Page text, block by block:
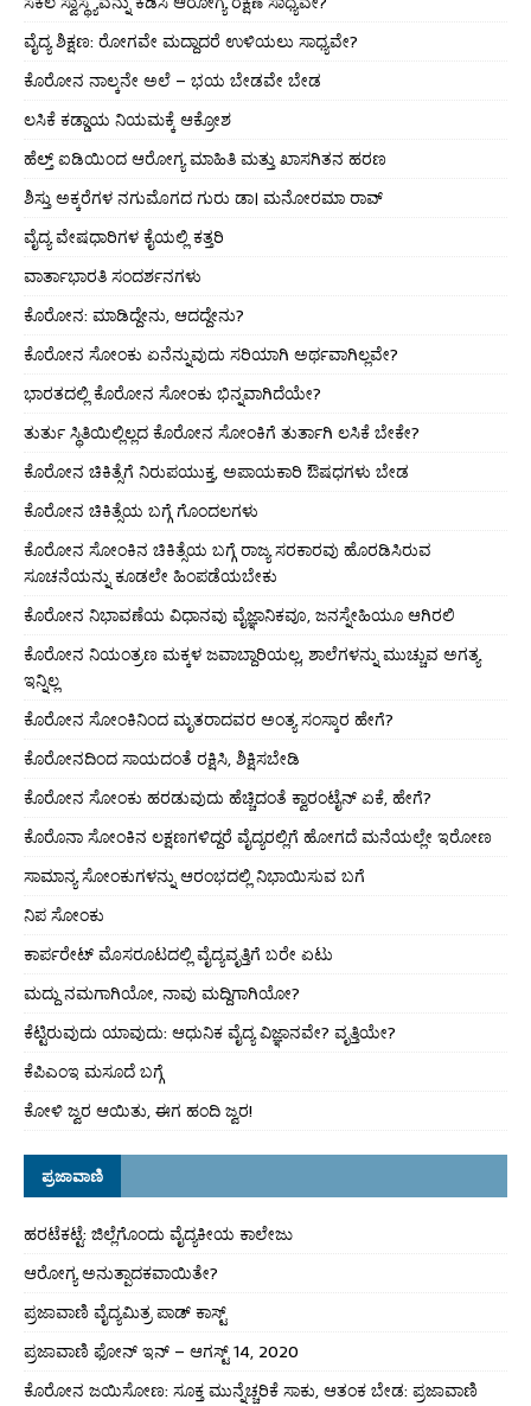
ವೈದ್ಯ ಶಿಕ್ಷಣ: ರೋಗವೇ ಮದ್ದಾದರೆ ಉಳಿಯಲು ಸಾಧ್ಯವೇ?
ಕೊರೋನ ನಾಲ್ಕನೇ ಅಲೆ – ಭಯ ಬೇಡವೇ ಬೇಡ
ಲಸಿಕೆ ಕಡ್ಡಾಯ ನಿಯಮಕ್ಕೆ ಆಕ್ರೋಶ
ಹೆಲ್ತ್ ಐಡಿಯಿಂದ ಆರೋಗ್ಯ ಮಾಹಿತಿ ಮತ್ತು ಖಾಸಗಿತನ ಹರಣ
ಶಿಸ್ತು ಅಕ್ಕರೆಗಳ ನಗುಮೊಗದ ಗುರು ಡಾ। ಮನೋರಮಾ ರಾವ್
ವೈದ್ಯ ವೇಷಧಾರಿಗಳ ಕೈಯಲ್ಲಿ ಕತ್ತರಿ
ವಾರ್ತಾಭಾರತಿ ಸಂದರ್ಶನಗಳು
ಕೊರೋನ: ಮಾಡಿದ್ದೇನು, ಆದದ್ದೇನು?
ಕೊರೋನ ಸೋಂಕು ಏನೆನ್ನುವುದು ಸರಿಯಾಗಿ ಅರ್ಥವಾಗಿಲ್ಲವೇ?
ಭಾರತದಲ್ಲಿ ಕೊರೋನ ಸೋಂಕು ಭಿನ್ನವಾಗಿದೆಯೇ?
ತುರ್ತು ಸ್ಥಿತಿಯಿಲ್ಲಿಲ್ಲದ ಕೊರೋನ ಸೋಂಕಿಗೆ ತುರ್ತಾಗಿ ಲಸಿಕೆ ಬೇಕೇ?
ಕೊರೋನ ಚಿಕಿತ್ಸೆಗೆ ನಿರುಪಯುಕ್ತ, ಅಪಾಯಕಾರಿ ಔಷಧಗಳು ಬೇಡ
ಕೊರೋನ ಚಿಕಿತ್ಸೆಯ ಬಗ್ಗೆ ಗೊಂದಲಗಳು
ಕೊರೋನ ಸೋಂಕಿನ ಚಿಕಿತ್ಸೆಯ ಬಗ್ಗೆ ರಾಜ್ಯ ಸರಕಾರವು ಹೊರಡಿಸಿರುವ
ಸೂಚನೆಯನ್ನು ಕೂಡಲೇ ಹಿಂಪಡೆಯಬೇಕು
ಕೊರೋನ ನಿಭಾವಣೆಯ ವಿಧಾನವು ವೈಜ್ಞಾನಿಕವೂ, ಜನಸ್ನೇಹಿಯೂ ಆಗಿರಲಿ
ಕೊರೋನ ನಿಯಂತ್ರಣ ಮಕ್ಕಳ ಜವಾಬ್ದಾರಿಯಲ್ಲ, ಶಾಲೆಗಳನ್ನು ಮುಚ್ಚುವ ಅಗತ್ಯ
ಇನ್ನಿಲ್ಲ
ಕೊರೋನ ಸೋಂಕಿನಿಂದ ಮೃತರಾದವರ ಅಂತ್ಯ ಸಂಸ್ಕಾರ ಹೇಗೆ?
ಕೊರೋನದಿಂದ ಸಾಯದಂತೆ ರಕ್ಷಿಸಿ, ಶಿಕ್ಷಿಸಬೇಡಿ
ಕೊರೋನ ಸೋಂಕು ಹರಡುವುದು ಹೆಚ್ಚಿದಂತೆ ಕ್ವಾರಂಟೈನ್ ಏಕೆ, ಹೇಗೆ?
ಕೊರೊನಾ ಸೋಂಕಿನ ಲಕ್ಷಣಗಳಿದ್ದರೆ ವೈದ್ಯರಲ್ಲಿಗೆ ಹೋಗದೆ ಮನೆಯಲ್ಲೇ ಇರೋಣ
ಸಾಮಾನ್ಯ ಸೋಂಕುಗಳನ್ನು ಆರಂಭದಲ್ಲಿ ನಿಭಾಯಿಸುವ ಬಗೆ
ನಿಪ ಸೋಂಕು
ಕಾರ್ಪರೇಟ್ ಮೊಸರೂಟದಲ್ಲಿ ವೈದ್ಯವೃತ್ತಿಗೆ ಬರೇ ಏಟು
ಮದ್ದು ನಮಗಾಗಿಯೋ, ನಾವು ಮದ್ದಿಗಾಗಿಯೋ?
ಕೆಟ್ಟಿರುವುದು ಯಾವುದು: ಆಧುನಿಕ ವೈದ್ಯ ವಿಜ್ಞಾನವೇ? ವೃತ್ತಿಯೇ?
ಕೆಪಿಎಂಇ ಮಸೂದೆ ಬಗ್ಗೆ
ಕೋಳಿ ಜ್ವರ ಆಯಿತು, ಈಗ ಹಂದಿ ಜ್ವರ!
ಪ್ರಜಾವಾಣಿ
ಹರಟೆಕಟ್ಟೆ: ಜಿಲ್ಲೆಗೊಂದು ವೈದ್ಯಕೀಯ ಕಾಲೇಜು
ಆರೋಗ್ಯ ಅನುತ್ಪಾದಕವಾಯಿತೇ?
ಪ್ರಜಾವಾಣಿ ವೈದ್ಯಮಿತ್ರ ಪಾಡ್ ಕಾಸ್ಟ್
ಪ್ರಜಾವಾಣಿ ಫೋನ್ ಇನ್ – ಆಗಸ್ಟ್ 14, 2020
ಕೊರೋನ ಜಯಿಸೋಣ: ಸೂಕ್ತ ಮುನ್ನೆಚ್ಚರಿಕೆ ಸಾಕು, ಆತಂಕ ಬೇಡ: ಪ್ರಜಾವಾಣಿ